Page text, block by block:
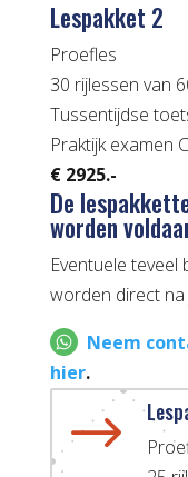
Lespakket 2
Proefles
30 rijlessen van
Tussentijdse
Praktijk examen
€ 2925.-
De
worden
Eventuele teveel
worden direct na
Neem
hier.
$